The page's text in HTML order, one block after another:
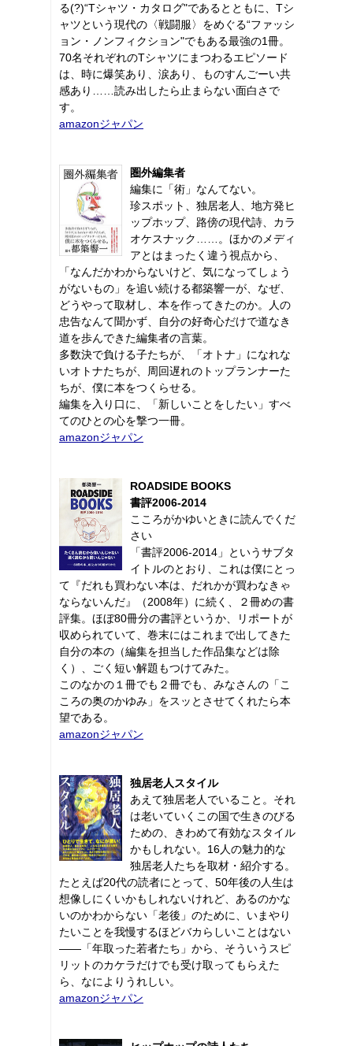
る(?)“Tシャツ・カタログ"であるとともに、Tシ
ャツという現代の〈戦闘服〉をめぐる“ファッシ
ョン・ノンフィクション"でもある最強の1冊。
70名それぞれのTシャツにまつわるエピソード
は、時に爆笑あり、涙あり、ものすんごーい共
感あり……読み出したら止まらない面白さで
す。
amazonジャパン
圏外編集者
編集に「術」なんてない。
珍スポット、独居老人、地方発ヒ
ップホップ、路傍の現代詩、カラ
オケスナック……。ほかのメディ
アとはまったく違う視点から、
「なんだかわからないけど、気になってしょう
がないもの」を追い続ける都築響一が、なぜ、
どうやって取材し、本を作ってきたのか。人の
忠告なんて聞かず、自分の好奇心だけで道なき
道を歩んできた編集者の言葉。
多数決で負ける子たちが、「オトナ」になれな
いオトナたちが、周回遅れのトップランナーた
ちが、僕に本をつくらせる。
編集を入り口に、「新しいことをしたい」すべ
てのひとの心を撃つ一冊。
amazonジャパン
ROADSIDE BOOKS
書評2006-2014
こころがかゆいときに読んでくだ
さい
「書評2006-2014」というサブタ
イトルのとおり、これは僕にとっ
て『だれも買わない本は、だれかが買わなきゃ
ならないんだ』（2008年）に続く、２冊めの書
評集。ほぼ80冊分の書評というか、リポートが
収められていて、巻末にはこれまで出してきた
自分の本の（編集を担当した作品集などは除
く）、ごく短い解題もつけてみた。
このなかの１冊でも２冊でも、みなさんの「こ
ころの奥のかゆみ」をスッとさせてくれたら本
望である。
amazonジャパン
独居老人スタイル
あえて独居老人でいること。それ
は老いていくこの国で生きのびる
ための、きわめて有効なスタイル
かもしれない。16人の魅力的な
独居老人たちを取材・紹介する。
たとえば20代の読者にとって、50年後の人生は
想像しにくいかもしれないけれど、あるのかな
いのかわからない「老後」のために、いまやり
たいことを我慢するほどバカらしいことはない
――「年取った若者たち」から、そういうスピ
リットのカケラだけでも受け取ってもらえた
ら、なによりうれしい。
amazonジャパン